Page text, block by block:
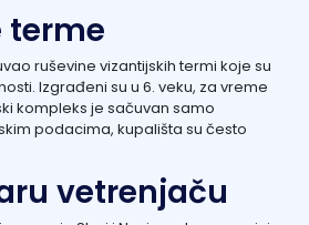
terme
ruševine vizantijskih termi koje su
Izgrađeni su u 6. veku, za vreme
kompleks je sačuvan samo
podacima, kupališta su često
vetrenjaču